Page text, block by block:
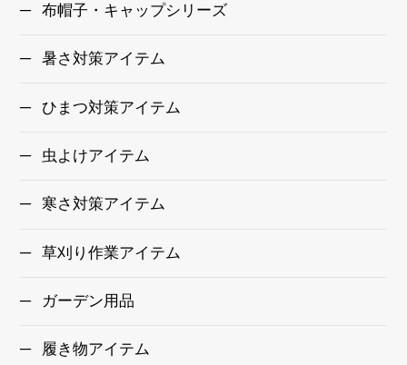
布帽子・キャップシリーズ
暑さ対策アイテム
ひまつ対策アイテム
虫よけアイテム
寒さ対策アイテム
草刈り作業アイテム
ガーデン用品
履き物アイテム